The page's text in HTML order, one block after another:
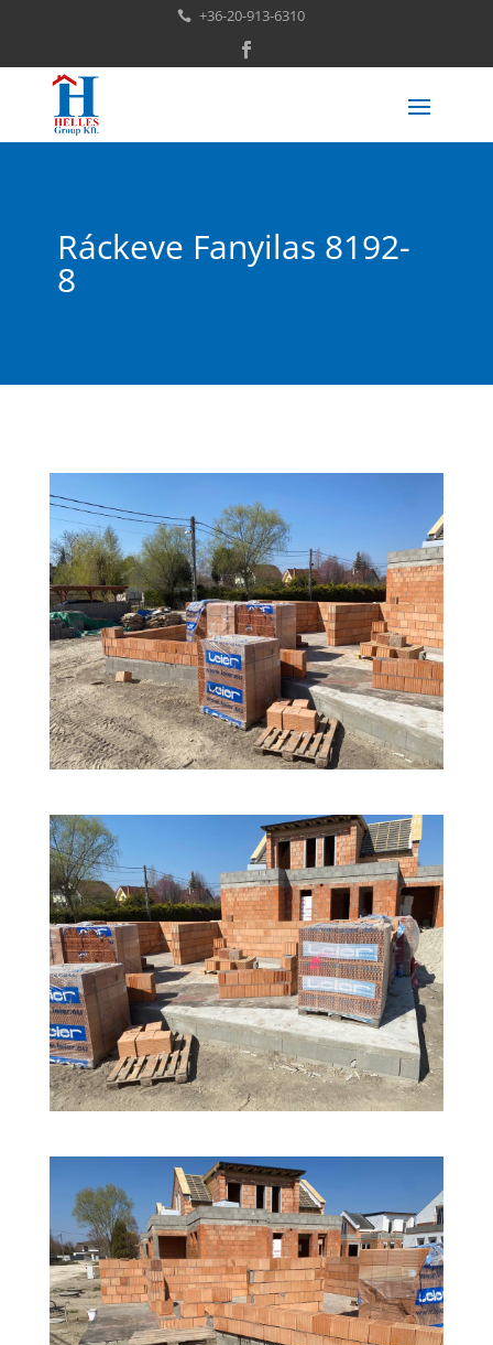
 +36-20-913-6310
Ráckeve Fanyilas 8192-
8